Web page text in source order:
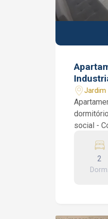
com
mulher,
234.934
Apartamento
Jardim
social -
sendo 1
moveis
2
Dorm.